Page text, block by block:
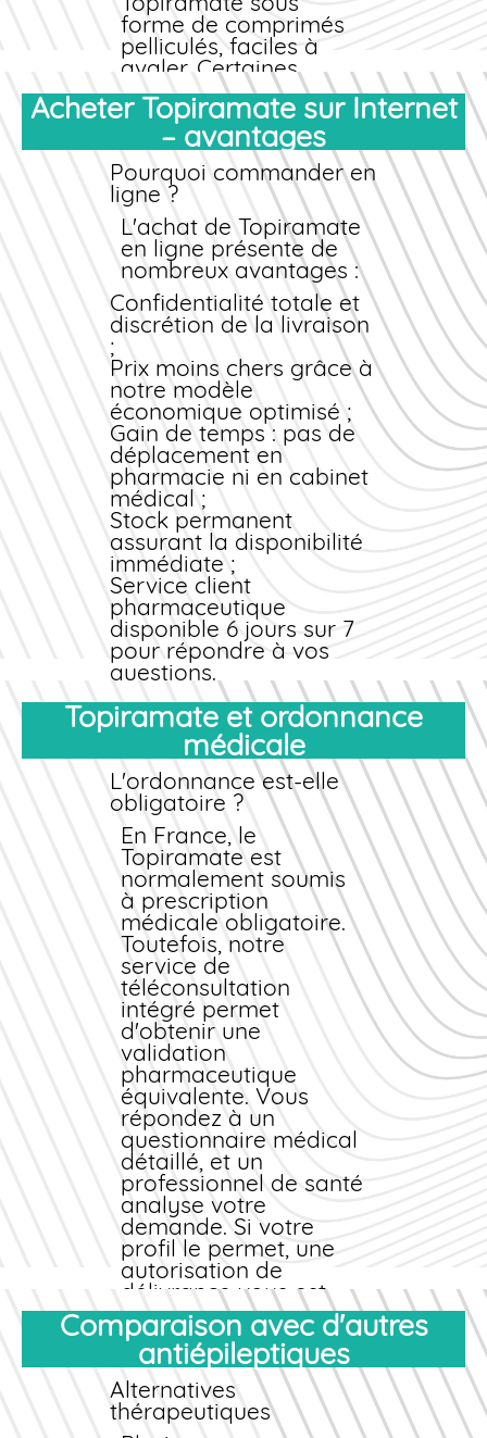
forme de comprimés
pelliculés, faciles à
avaler. Certaines
formulations existent
également en gélules
à libération modifiée,
réduisant le risque
d'effets indésirables
gastro-intestinaux.
Comment choisir son
dosage ?
Le dosage initial
recommandé est
généralement de 25
augmenté
progressivement
toutes les semaines ou
toutes les deux
semaines. Votre
médecin adaptera la
posologie en fonction
de votre réponse
clinique et de votre
tolérance. Ne modifiez
jamais la dose sans
avis médical.
Acheter Topiramate sur Internet
– avantages
Pourquoi commander en
ligne ?
L'achat de Topiramate
en ligne présente de
nombreux avantages :
Confidentialité totale et
discrétion de la livraison
;
Prix moins chers grâce à
notre modèle
économique optimisé ;
Gain de temps : pas de
déplacement en
pharmacie ni en cabinet
médical ;
Stock permanent
assurant la disponibilité
immédiate ;
Service client
pharmaceutique
disponible 6 jours sur 7
pour répondre à vos
questions.
Sécurité et traçabilité
Tous nos médicaments
sont authentiques,
certifiés et traçables.
Nous collaborons
exclusivement avec
des laboratoires
agréés par l'ANSM
(Agence Nationale de
Sécurité du
Médicament). Votre
sécurité sanitaire est
notre priorité absolue.
Topiramate et ordonnance
médicale
L'ordonnance est-elle
obligatoire ?
En France, le
Topiramate est
normalement soumis
à prescription
médicale obligatoire.
Toutefois, notre
service de
téléconsultation
intégré permet
d'obtenir une
validation
pharmaceutique
équivalente. Vous
répondez à un
questionnaire médical
détaillé, et un
professionnel de santé
analyse votre
demande. Si votre
profil le permet, une
autorisation de
délivrance vous est
accordée.
Pourquoi cette exigence
?
Le Topiramate est un
médicament actif qui
Comparaison avec d'autres
antiépileptiques
Alternatives
thérapeutiques